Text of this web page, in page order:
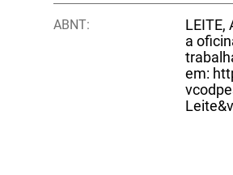
ABNT:
LEITE,
a
em: